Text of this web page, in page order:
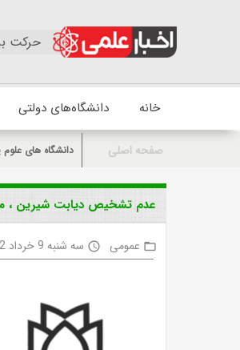
حرکت
خانه دانشگاه‌های دولتی
صفحه اصلی دانشگاه های
عدم تشخیص دیابت شیرین ،
folder_open عمومی access_time سه شنبه 9 خرداد 1402 ساعت 10:9